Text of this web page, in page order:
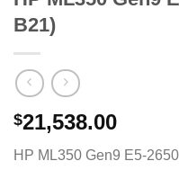
B21)
$21,538.00
HP ML350 Gen9 E5-